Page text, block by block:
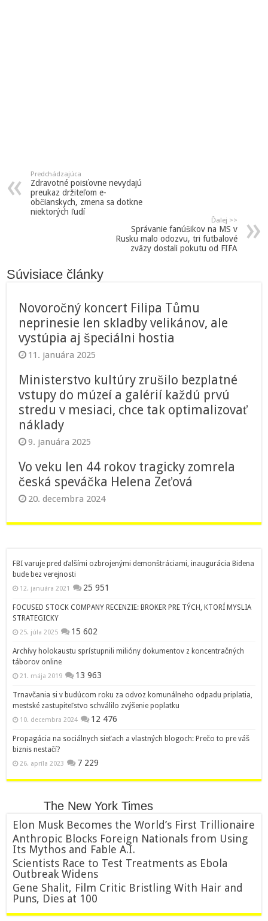
Predchádzajúca
Zdravotné poisťovne nevydajú
preukaz držiteľom e-
občianskych, zmena sa dotkne
niektorých ľudí
Ďalej >>
Správanie fanúšikov na MS v
Rusku malo odozvu, tri futbalové
zväzy dostali pokutu od FIFA
Súvisiace články
Novoročný koncert Filipa Tůmu
neprinesie len skladby velikánov, ale
vystúpia aj špeciálni hostia
11. januára 2025
Ministerstvo kultúry zrušilo bezplatné
vstupy do múzeí a galérií každú prvú
stredu v mesiaci, chce tak optimalizovať
náklady
9. januára 2025
Vo veku len 44 rokov tragicky zomrela
česká speváčka Helena Zeťová
20. decembra 2024
FBI varuje pred ďalšími ozbrojenými demonštráciami, inaugurácia Bidena
bude bez verejnosti
12. januára 2021 25 951
FOCUSED STOCK COMPANY RECENZIE: BROKER PRE TÝCH, KTORÍ MYSLIA
STRATEGICKY
25. júla 2025 15 602
Archívy holokaustu sprístupnili milióny dokumentov z koncentračných
táborov online
21. mája 2019 13 963
Trnavčania si v budúcom roku za odvoz komunálneho odpadu priplatia,
mestské zastupiteľstvo schválilo zvýšenie poplatku
10. decembra 2024 12 476
Propagácia na sociálnych sieťach a vlastných blogoch: Prečo to pre váš
biznis nestačí?
26. apríla 2023 7 229
The New York Times
Elon Musk Becomes the World’s First Trillionaire
Anthropic Blocks Foreign Nationals from Using
Its Mythos and Fable A.I.
Scientists Race to Test Treatments as Ebola
Outbreak Widens
Gene Shalit, Film Critic Bristling With Hair and
Puns, Dies at 100